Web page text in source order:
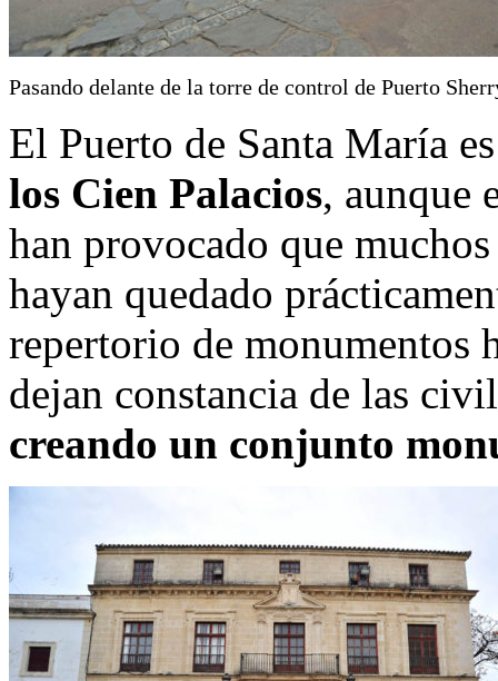
Pasando delante de la torre de control de Puerto
El Puerto de Santa María
los Cien Palacios, aunque
han provocado que
hayan quedado
repertorio de monumentos
dejan constancia de las
creando un conjunto